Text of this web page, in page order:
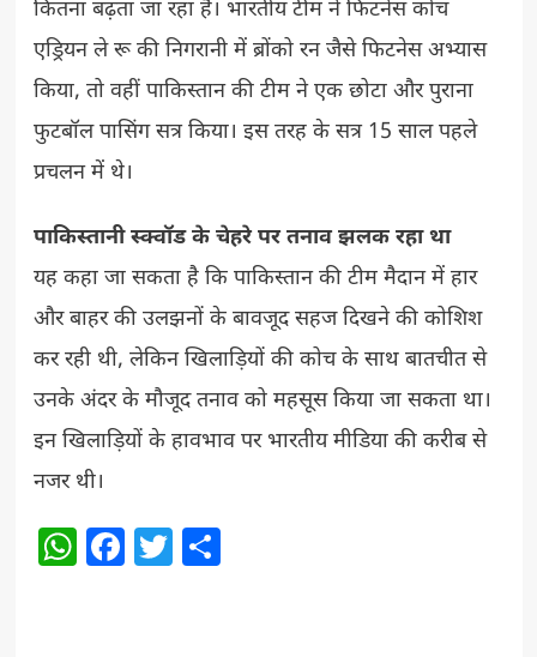
कितना बढ़ता जा रहा है। भारतीय टीम ने फिटनेस कोच
एड्रियन ले रू की निगरानी में ब्रोंको रन जैसे फिटनेस अभ्यास
किया, तो वहीं पाकिस्तान की टीम ने एक छोटा और पुराना
फुटबॉल पासिंग सत्र किया। इस तरह के सत्र 15 साल पहले
प्रचलन में थे।
पाकिस्तानी स्क्वॉड के चेहरे पर तनाव झलक रहा था
यह कहा जा सकता है कि पाकिस्तान की टीम मैदान में हार
और बाहर की उलझनों के बावजूद सहज दिखने की कोशिश
कर रही थी, लेकिन खिलाड़ियों की कोच के साथ बातचीत से
उनके अंदर के मौजूद तनाव को महसूस किया जा सकता था।
इन खिलाड़ियों के हावभाव पर भारतीय मीडिया की करीब से
नजर थी।
WhatsApp
Facebook
Twitter
Share